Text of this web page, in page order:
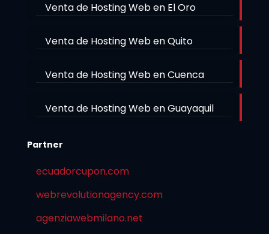
Venta de Hosting Web en El Oro
Venta de Hosting Web en Quito
Venta de Hosting Web en Cuenca
Venta de Hosting Web en Guayaquil
Partner
ecuadorcupon.com
webrevolutionagency.com
agenziawebmilano.net